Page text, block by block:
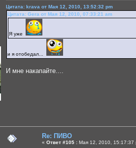
Цитата: krava от Мая 12, 2010, 13:52:32 pm
Цитата: Gera от Мая 12, 2010, 07:33:21 am
Я уже
и я отобедал...
И мне накапайте....
Re: ПИВО
« Ответ #105 : Мая 12, 2010, 15:17:37